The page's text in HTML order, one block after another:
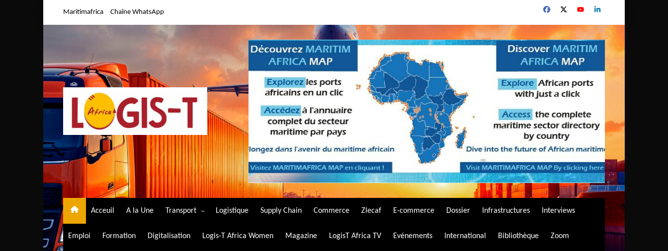
Maritimafrica Chaîne WhatsApp
Acceuil A la Une Transport
Transport aérien
Logistique Supply Chain Commerce Zlecaf E-commerce Dossier Infrastructures Interviews
Emploi Formation Digitalisation Logis-T Africa Women Magazine LogisT Africa TV Evénements International Bibliothèque Zoom